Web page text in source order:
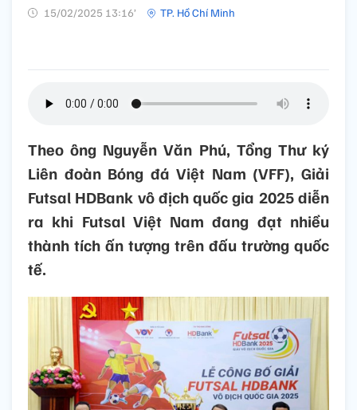
15/02/2025 13:16’ TP. Hồ Chí Minh
Theo ông Nguyễn Văn Phú, Tổng Thư ký
Liên đoàn Bóng đá Việt Nam (VFF), Giải
Futsal HDBank vô địch quốc gia 2025 diễn
ra khi Futsal Việt Nam đang đạt nhiều
thành tích ấn tượng trên đấu trường quốc
tế.